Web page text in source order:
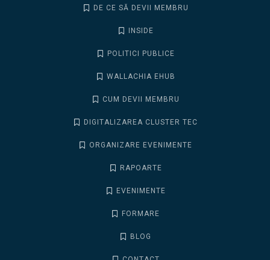
DE CE SĂ DEVII MEMBRU
INSIDE
POLITICI PUBLICE
WALLACHIA EHUB
CUM DEVII MEMBRU
DIGITALIZAREA CLUSTER TEC
ORGANIZARE EVENIMENTE
RAPOARTE
EVENIMENTE
FORMARE
BLOG